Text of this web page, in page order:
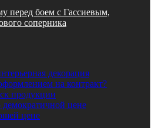
перед боем с Гассиевым,
соперника
декорация
на контракт?
продукции
цене
цене